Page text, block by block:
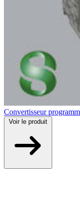
Convertisseur
Voir le produit